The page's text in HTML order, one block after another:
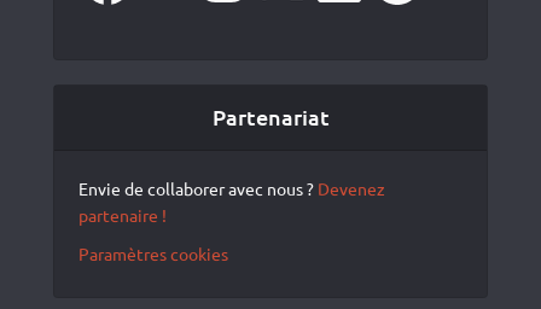
Partenariat
Envie de collaborer avec nous ? Devenez
partenaire !
Paramètres cookies